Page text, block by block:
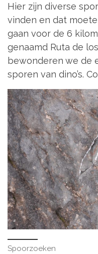
Hier zijn diverse
vinden en dat
gaan voor de 6
genaamd Ruta de
bewonderen we de
sporen van dino’s.
Spoorzoeken